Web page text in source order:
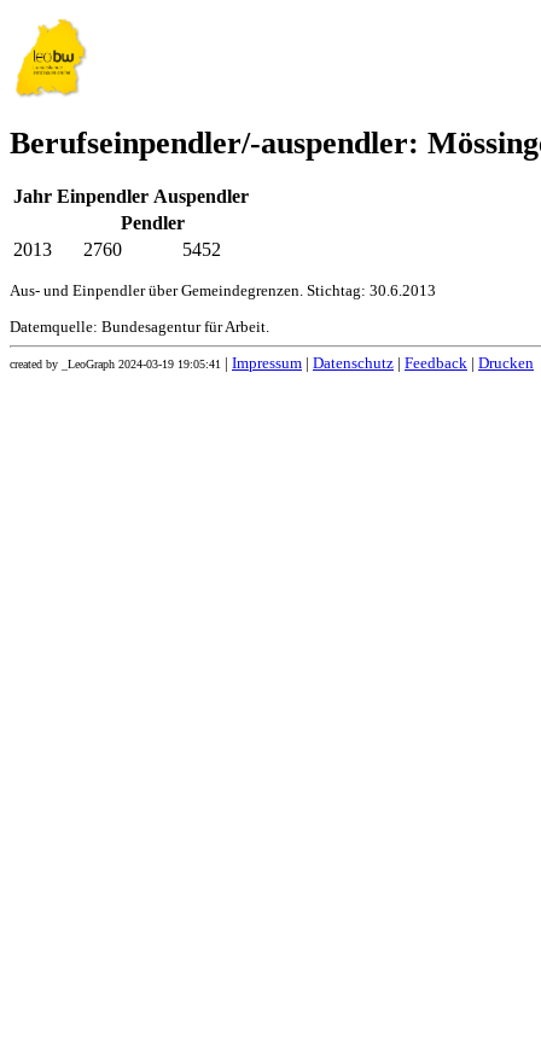
Berufseinpendler/-auspendler:
Jahr Einpendler Auspendler
Pendler
2013
2760 5452
Aus- und Einpendler über Gemeindegrenzen. Stichtag: 30.6.2013
Datemquelle: Bundesagentur für Arbeit.
created by _LeoGraph 2024-03-19 19:05:41 Impressum Datenschutz Feedback Drucken